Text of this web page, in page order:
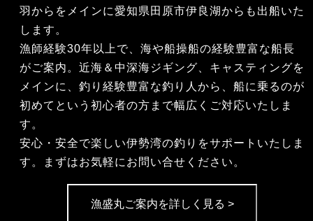
羽からをメインに愛知県田原市伊良湖からも出船いた
します。
漁師経験30年以上で、海や船操船の経験豊富な船長
がご案内。近海＆中深海ジギング、キャスティングを
メインに、釣り経験豊富な釣り人から、船に乗るのが
初めてという初心者の方まで幅広くご対応いたしま
す。
安心・安全で楽しい伊勢湾の釣りをサポートいたしま
す。まずはお気軽にお問い合せください。
漁盛丸ご案内を詳しく見る >